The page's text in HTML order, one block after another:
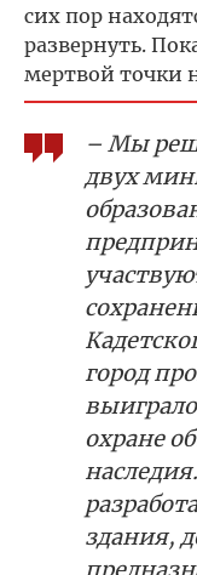
сих пор
развернуть.
мертвой точки
– Мы
двух
город
охране
здания,